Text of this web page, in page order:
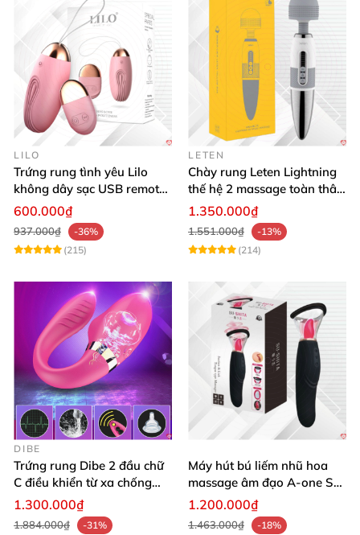
LILO
Trứng rung tình yêu Lilo
không dây sạc USB remote
điều khiển từ xa
600.000₫
937.000₫
-36%
(215)
LETEN
Chày rung Leten Lightning
thế hệ 2 massage toàn thân
nhiều tần số rung phát
1.350.000₫
1.551.000₫
-13%
(214)
DIBE
Trứng rung Dibe 2 đầu chữ
C điều khiển từ xa chống
nước
1.300.000₫
1.884.000₫
-31%
Máy hút bú liếm nhũ hoa
massage âm đạo A-one Su-
shita độc đáo
1.200.000₫
1.463.000₫
-18%